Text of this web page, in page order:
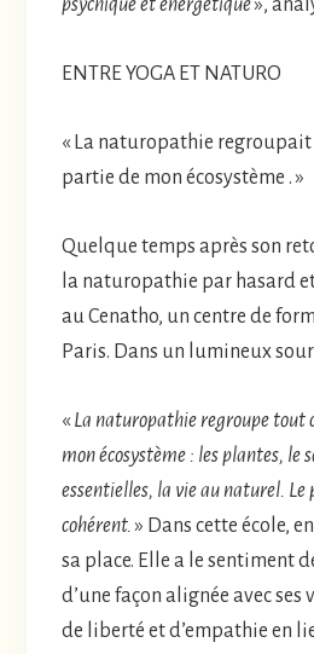
psychique et énergétique»,
ENTRE YOGA ET NATURO
« La naturopathie
partie de mon écosystème . »
Quelque temps après son
la naturopathie par hasard
au Cenatho, un centre de
Paris. Dans un lumineux
«La naturopathie regroupe tout
mon écosystème : les plantes, le
essentielles, la vie au naturel. Le
cohérent.» Dans cette école,
sa place. Elle a le sentiment
d’une façon alignée avec ses
de liberté et d’empathie en